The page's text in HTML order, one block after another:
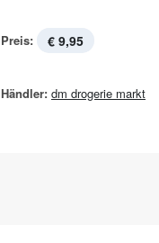
Preis: € 9,95
Händler: dm drogerie markt